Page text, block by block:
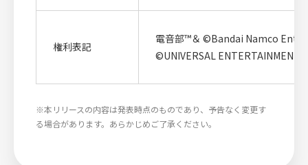
権利表記
電音部™＆ ©Bandai Namco
©UNIVERSAL ENTERTAINMENT
※本リリースの内容は発表時点のものであり、予告なく変更す
る場合があります。あらかじめご了承ください。